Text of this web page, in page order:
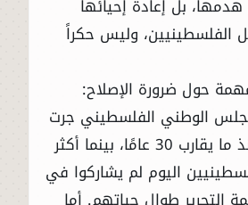
بل إعادة إحيائها
الفلسطينيين، وليس حكراً
حول ضرورة الإصلاح:
الوطني الفلسطيني جرت
عام 1996، أي منذ ما يقارب 30 عامًا، بينما أكثر
اليوم لم يشاركوا في
التحرير طوال حياتهم. أما